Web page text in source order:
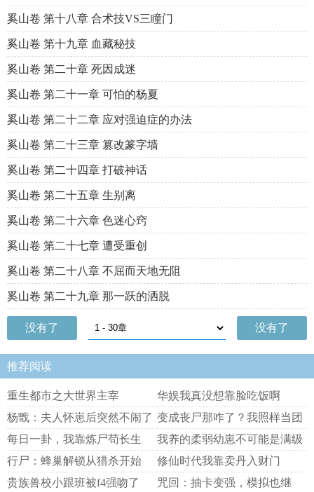
奚山卷 第十八章 合术技VS三瞳门
奚山卷 第十九章 血藏秘技
奚山卷 第二十章 死因成迷
奚山卷 第二十一章 可怕的杨夏
奚山卷 第二十二章 应对强迫症的办法
奚山卷 第二十三章 篡改篆字墙
奚山卷 第二十四章 打破神话
奚山卷 第二十五章 生别离
奚山卷 第二十六章 色迷心窍
奚山卷 第二十七章 遭受重创
奚山卷 第二十八章 不屈而天地无阻
奚山卷 第二十九章 那一跃的洒脱
没有了 没有了
推荐阅读
重生都市之大世界主宰
华娱我真没想靠脸吃饭啊
杨戬：夫人怀崽后突然不闹了 变成丧尸那咋了？我照样当团
宠！
每日一卦，我靠炼尸苟长生
我养的柔弱幼崽不可能是满级
大佬
行尸：蜂巢解锁从猎杀开始
修仙时代我靠卖丹入财门
贵族兽校小跟班被f4强吻了
咒回：抽卡变强，模拟也继